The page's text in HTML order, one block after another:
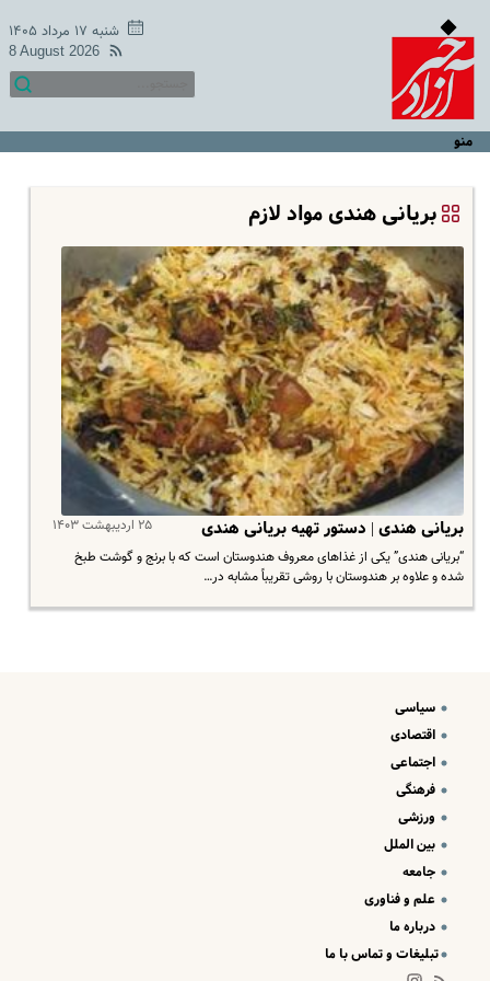
شنبه ۱۷ مرداد ۱۴۰۵
8 August 2026
منو
بریانی هندی مواد لازم
۲۵ اردیبهشت ۱۴۰۳ بریانی هندی | دستور تهیه بریانی هندی
“بریانی هندی” یکی از غذاهای معروف هندوستان است که با برنج و گوشت طبخ
شده و علاوه بر هندوستان با روشی تقریباً مشابه در…
سیاسی
اقتصادی
اجتماعی
فرهنگی
ورزشی
بین الملل
جامعه
علم و فناوری
درباره ما
تبلیغات و تماس با ما